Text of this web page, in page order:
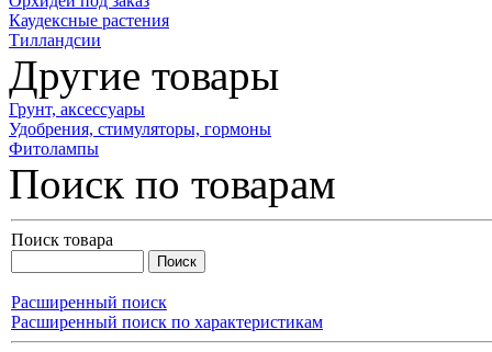
Каудексные растения
Тилландсии
Другие товары
Грунт, аксессуары
Удобрения, стимуляторы, гормоны
Фитолампы
Поиск по товарам
Поиск товара
Расширенный поиск
Расширенный поиск по характеристикам